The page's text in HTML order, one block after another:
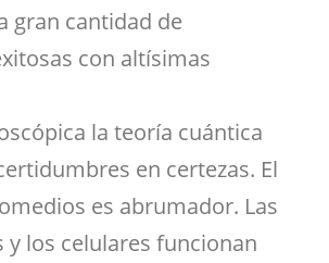
gran cantidad de
con altísimas
la teoría cuántica
en certezas. El
es abrumador. Las
los celulares funcionan